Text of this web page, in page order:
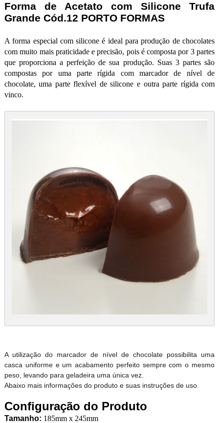
Forma de Acetato com Silicone Trufa
Grande Cód.12 PORTO FORMAS
A forma especial com silicone é ideal para produção de chocolates
com muito mais praticidade e precisão, pois é composta por 3 partes
que proporciona a perfeição de sua produção. Suas 3 partes são
compostas por uma parte rígida com marcador de nível de
chocolate, uma parte flexível de silicone e outra parte rígida com
vinco.
A utilização do marcador de nível de chocolate possibilita uma
casca uniforme e um acabamento perfeito sempre com o mesmo
peso, levando para geladeira uma única vez.
Abaixo mais informações do produto e suas instruções de uso.
Configuração do Produto
Tamanho: 185mm x 245mm